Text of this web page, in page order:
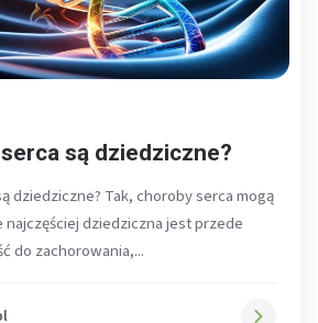
są dziedziczne?
dziedziczne? Tak, choroby serca mogą
dziedziczna jest przede
do zachorowania,...